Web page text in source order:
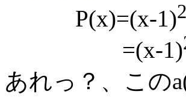
P(x)=(x-1)2
=(x-1)
あれっ？、この